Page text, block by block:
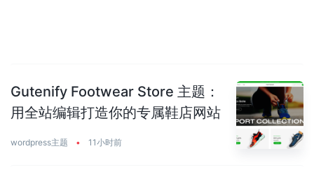
Gutenify Footwear Store 主题：
用全站编辑打造你的专属鞋店网站
wordpress主题 • 11小时前